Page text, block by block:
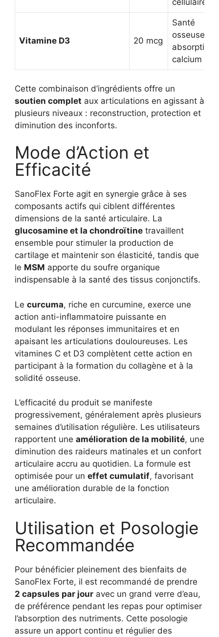
cellulaire
Vitamine D3 20 mcg
Santé
osseuse,
absorption
calcium
Cette combinaison d’ingrédients offre un
soutien complet aux articulations en agissant à
plusieurs niveaux : reconstruction, protection et
diminution des inconforts.
Mode d’Action et
Efficacité
SanoFlex Forte agit en synergie grâce à ses
composants actifs qui ciblent différentes
dimensions de la santé articulaire. La
glucosamine et la chondroïtine travaillent
ensemble pour stimuler la production de
cartilage et maintenir son élasticité, tandis que
le MSM apporte du soufre organique
indispensable à la santé des tissus conjonctifs.
Le curcuma, riche en curcumine, exerce une
action anti-inflammatoire puissante en
modulant les réponses immunitaires et en
apaisant les articulations douloureuses. Les
vitamines C et D3 complètent cette action en
participant à la formation du collagène et à la
solidité osseuse.
L’efficacité du produit se manifeste
progressivement, généralement après plusieurs
semaines d’utilisation régulière. Les utilisateurs
rapportent une amélioration de la mobilité, une
diminution des raideurs matinales et un confort
articulaire accru au quotidien. La formule est
optimisée pour un effet cumulatif, favorisant
une amélioration durable de la fonction
articulaire.
Utilisation et Posologie
Recommandée
Pour bénéficier pleinement des bienfaits de
SanoFlex Forte, il est recommandé de prendre
2 capsules par jour avec un grand verre d’eau,
de préférence pendant les repas pour optimiser
l’absorption des nutriments. Cette posologie
assure un apport continu et régulier des